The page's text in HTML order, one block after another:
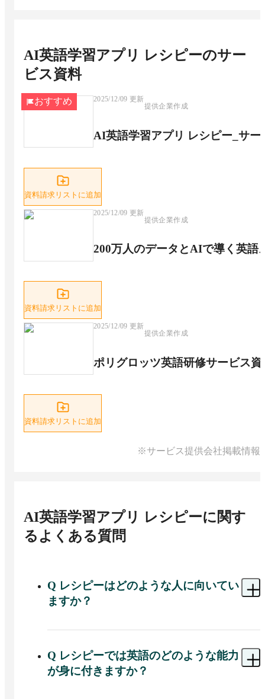
AI英語学習アプリ レシピーのサー
ビス資料
おすすめ 2025/12/09 更新
提供企業作成
AI英語学習アプリ レシピー_サー
資料請求リストに追加
2025/12/09 更新
提供企業作成
200万人のデータとAIで導く英語
資料請求リストに追加
2025/12/09 更新
提供企業作成
ポリグロッツ英語研修サービス資
資料請求リストに追加
※サービス提供会社掲載情報
AI英語学習アプリ レシピーに関す
るよくある質問
Q レシピーはどのような人に向いてい
ますか？
A レシピーは、英語学習を継続したい方や
ネス英語の学習をしたい方に適しています。
Q レシピーでは英語のどのような能力
が身に付きますか？